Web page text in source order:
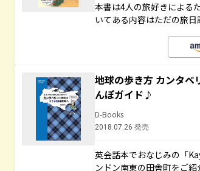
本書は4人の旅好きによる
いてある内容はただの旅日
地球の歩き方 カンタベ
んぽガイド♪
D-Books
2018.07.26 発売
英会話本でおなじみの「
ンドン南東の田舎町をご紹